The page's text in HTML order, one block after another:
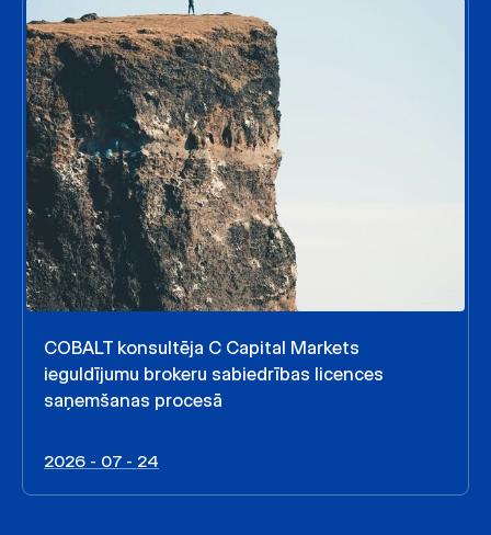
COBALT konsultēja C Capital Markets
ieguldījumu brokeru sabiedrības licences
saņemšanas procesā
2026 - 07 - 24